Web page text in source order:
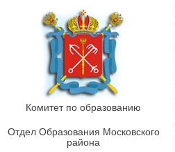
Комитет по образованию
Отдел Образования Московского
района